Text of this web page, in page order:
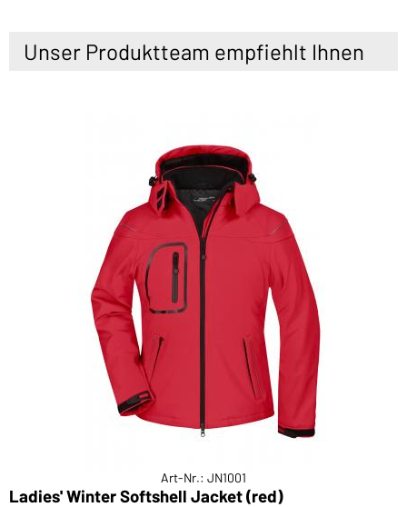
Unser Produktteam empfiehlt Ihnen
Art-Nr.: JN1001
Ladies' Winter Softshell Jacket (red)